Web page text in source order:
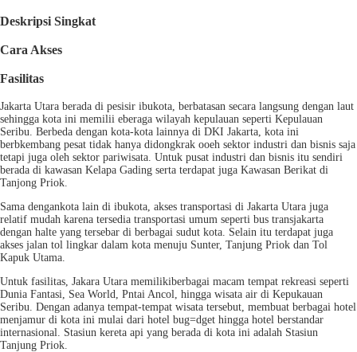
Deskripsi Singkat
Cara Akses
Fasilitas
Jakarta Utara berada di pesisir ibukota, berbatasan secara langsung dengan laut
sehingga kota ini memilii eberaga wilayah kepulauan seperti Kepulauan
Seribu. Berbeda dengan kota-kota lainnya di DKI Jakarta, kota ini
berbkembang pesat tidak hanya didongkrak ooeh sektor industri dan bisnis saja
tetapi juga oleh sektor pariwisata. Untuk pusat industri dan bisnis itu sendiri
berada di kawasan Kelapa Gading serta terdapat juga Kawasan Berikat di
Tanjong Priok.
Sama dengankota lain di ibukota, akses transportasi di Jakarta Utara juga
relatif mudah karena tersedia transportasi umum seperti bus transjakarta
dengan halte yang tersebar di berbagai sudut kota. Selain itu terdapat juga
akses jalan tol lingkar dalam kota menuju Sunter, Tanjung Priok dan Tol
Kapuk Utama.
Untuk fasilitas, Jakara Utara memilikiberbagai macam tempat rekreasi seperti
Dunia Fantasi, Sea World, Pntai Ancol, hingga wisata air di Kepukauan
Seribu. Dengan adanya tempat-tempat wisata tersebut, membuat berbagai hotel
menjamur di kota ini mulai dari hotel bug=dget hingga hotel berstandar
internasional. Stasiun kereta api yang berada di kota ini adalah Stasiun
Tanjung Priok.